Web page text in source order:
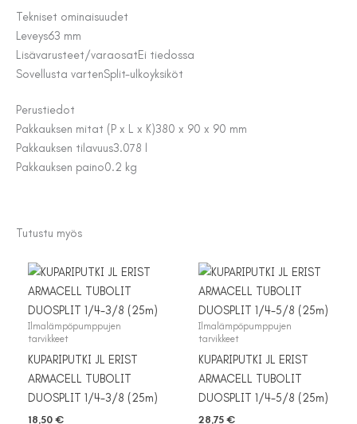
Tekniset ominaisuudet
Leveys63 mm
Lisävarusteet/varaosatEi tiedossa
Sovellusta vartenSplit-ulkoyksiköt
Perustiedot
Pakkauksen mitat (P x L x K)380 x 90 x 90 mm
Pakkauksen tilavuus3.078 l
Pakkauksen paino0.2 kg
Tutustu myös
Ilmalämpöpumppujen
tarvikkeet
KUPARIPUTKI JL ERIST
ARMACELL TUBOLIT
DUOSPLIT 1/4-3/8 (25m)
18,50 €
Ilmalämpöpumppujen
tarvikkeet
KUPARIPUTKI JL ERIST
ARMACELL TUBOLIT
DUOSPLIT 1/4-5/8 (25m)
28,75 €